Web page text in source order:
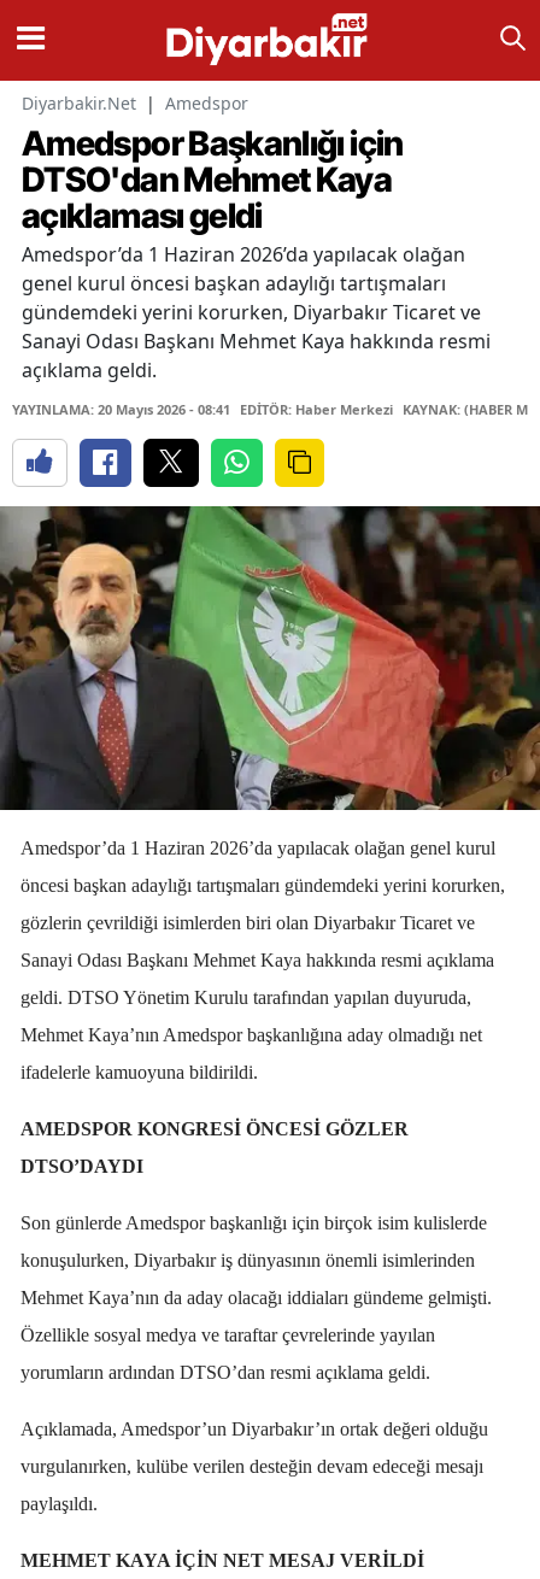
Diyarbakir.Net | Amedspor
Amedspor Başkanlığı için
DTSO'dan Mehmet Kaya
açıklaması geldi
Amedspor’da 1 Haziran 2026’da yapılacak olağan
genel kurul öncesi başkan adaylığı tartışmaları
gündemdeki yerini korurken, Diyarbakır Ticaret ve
Sanayi Odası Başkanı Mehmet Kaya hakkında resmi
açıklama geldi.
YAYINLAMA: 20 Mayıs 2026 - 08:41 EDİTÖR: Haber Merkezi KAYNAK: (HABER
Amedspor’da 1 Haziran 2026’da yapılacak olağan genel kurul
öncesi başkan adaylığı tartışmaları gündemdeki yerini korurken,
gözlerin çevrildiği isimlerden biri olan Diyarbakır Ticaret ve
Sanayi Odası Başkanı Mehmet Kaya hakkında resmi açıklama
geldi. DTSO Yönetim Kurulu tarafından yapılan duyuruda,
Mehmet Kaya’nın Amedspor başkanlığına aday olmadığı net
ifadelerle kamuoyuna bildirildi.
AMEDSPOR KONGRESİ ÖNCESİ GÖZLER
DTSO’DAYDI
Son günlerde Amedspor başkanlığı için birçok isim kulislerde
konuşulurken, Diyarbakır iş dünyasının önemli isimlerinden
Mehmet Kaya’nın da aday olacağı iddiaları gündeme gelmişti.
Özellikle sosyal medya ve taraftar çevrelerinde yayılan
yorumların ardından DTSO’dan resmi açıklama geldi.
Açıklamada, Amedspor’un Diyarbakır’ın ortak değeri olduğu
vurgulanırken, kulübe verilen desteğin devam edeceği mesajı
paylaşıldı.
MEHMET KAYA İÇİN NET MESAJ VERİLDİ